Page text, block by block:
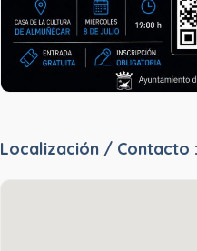
Localización / Contacto :